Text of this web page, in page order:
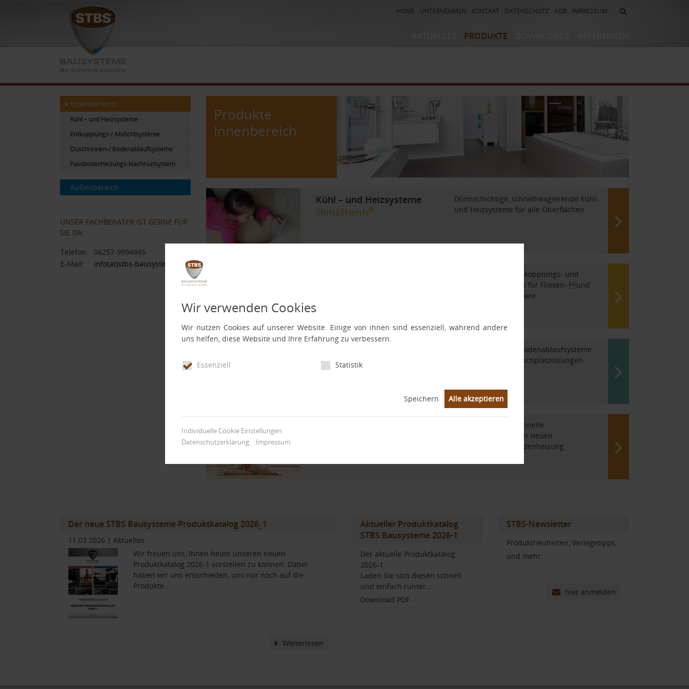
HOME UNTERNEHMEN KONTAKT DATENSCHUTZ AGB IMPRESSUM
PRODUKTE
Entkopplungs-/ Abdichtsysteme
Duschrinnen-/
Bodenablaufsysteme
Fussbodenheizungs-
Randbalkonabschlusssysteme
Randbalkonrinnensysteme
Flächendrainagesysteme
Drainrost-/Rinnensysteme
Mörtel-/ Klebersysteme
Innenbereich
Kühl – und Heizsysteme
Entkopplungs-/ Abdichtsysteme
Duschrinnen-/ Bodenablaufsysteme
Fussbodenheizungs-Nachrüstsystem
Außenbereich
UNSER FACHBERATER IST GERNE FÜR
SIE DA:
Telefon:
06257-9994945
E-Mail:
info(at)stbs-bausysteme.de
Produkte
Innenbereich
Kühl – und Heizsysteme
SlimaTherm®
Dünnschichtige, schnellreagierende Kühl-
und Heizsysteme für alle Oberflächen
Multifunktionale Entkopplungs- und
Abdichtungssysteme für Fliesen- und
Natursteinbeläge sowie
Bodenablaufsysteme
Duschrinnen- und Bodenablaufsysteme
für barrierefreie Duschplatzlösungen
Die einfache und schnelle
Modernisierung Ihrer neuen
Warmwasser-Fußbodenheizung
Der neue STBS Bausysteme Produktkatalog 2026_1
11.03.2026 | Aktuelles
Wir freuen uns, Ihnen heute unseren neuen
Produktkatalog 2026-1 vorstellen zu können. Dabei
haben wir uns entschieden, uns nur noch auf die
Produkte…
Weiterlesen
Aktueller Produktkatalog
STBS Bausysteme 2026-1
Der aktuelle Produktkatalog
2026-1
Laden Sie sich diesen schnell
und einfach runter...
Download PDF
STBS-Newsletter
Produktneuheiten, Verlegetipps,
und mehr.
hier anmelden
Wir verwenden Cookies
Wir nutzen Cookies auf unserer Website. Einige von ihnen sind essenziell, während andere
uns helfen, diese Website und Ihre Erfahrung zu verbessern.
Essenziell Statistik
Speichern Alle akzeptieren
Individuelle Cookie Einstellungen
Datenschutzerklärung
Impressum